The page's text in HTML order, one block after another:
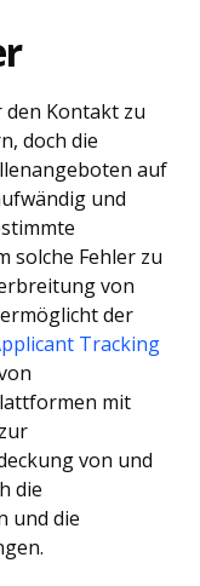
Kontakt zu
doch die
auf
und
solche Fehler zu
von
der
Tracking
mit
von und
die
und die